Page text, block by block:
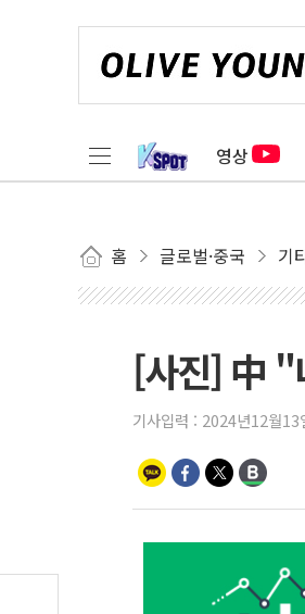
영상
홈 글로벌·중국 기
[사진] 中 "
기사입력 : 2024년12월13